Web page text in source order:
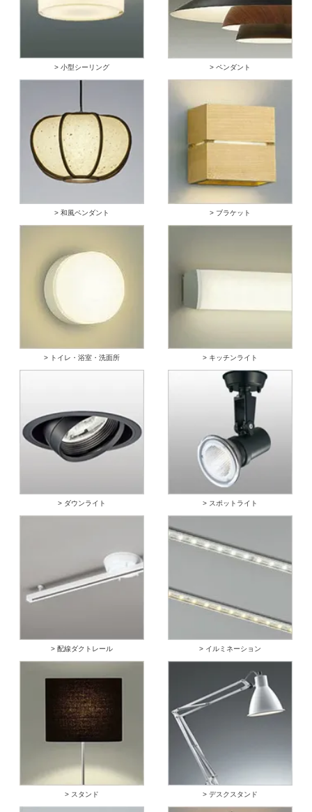
> 小型シーリング > ペンダント
> 和風ペンダント > ブラケット
> トイレ・浴室・洗面所 > キッチンライト
> ダウンライト > スポットライト
> 配線ダクトレール > イルミネーション
> スタンド > デスクスタンド